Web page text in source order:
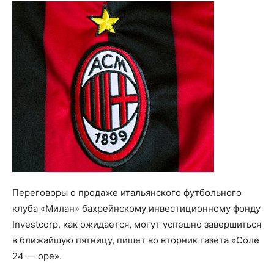
Переговоры о продаже итальянского футбольного
клуба «Милан» бахрейнскому инвестиционному фонду
Investcorp, как ожидается, могут успешно завершиться
в ближайшую пятницу, пишет во вторник газета «Соле
24 — оре».